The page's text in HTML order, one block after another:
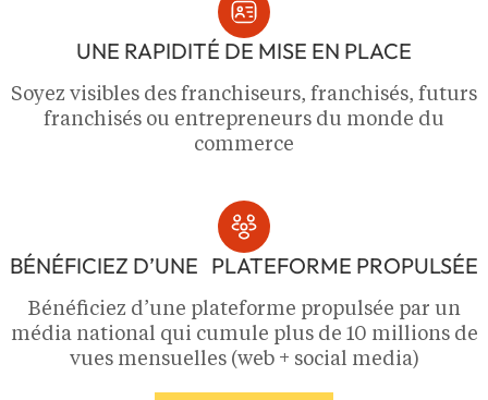
UNE RAPIDITÉ DE MISE EN PLACE
Soyez visibles des franchiseurs, franchisés, futurs
franchisés ou entrepreneurs du monde du
commerce
BÉNÉFICIEZ D’UNE PLATEFORME PROPULSÉE
Bénéficiez d’une plateforme propulsée par un
média national qui cumule plus de 10 millions de
vues mensuelles (web + social media)